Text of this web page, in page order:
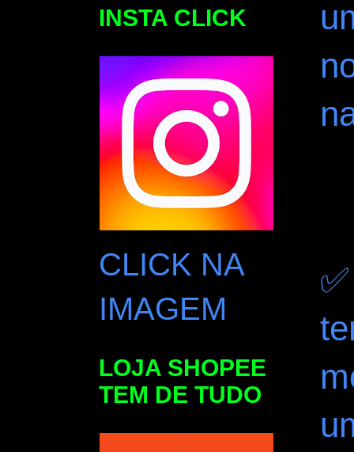
INSTA CLICK
CLICK NA
IMAGEM
LOJA SHOPEE
TEM DE TUDO